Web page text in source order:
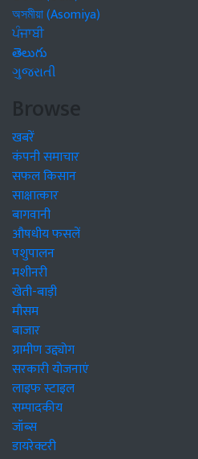
অসমীয়া (Asomiya)
ਪੰਜਾਬੀ
తెలుగు
ગુજરાતી
Browse
खबरें
कंपनी समाचार
सफल किसान
साक्षात्कार
बागवानी
औषधीय फसलें
पशुपालन
मशीनरी
खेती-बाड़ी
मौसम
बाजार
ग्रामीण उद्द्योग
सरकारी योजनाएं
लाइफ स्टाइल
सम्पादकीय
जॉब्स
डायरेक्टरी